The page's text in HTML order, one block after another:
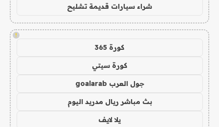
شراء سيارات قديمة تشليح
!
كورة 365
كورة سيتي
جول العرب goalarab
بث مباشر ريال مدريد اليوم
يلا لايف